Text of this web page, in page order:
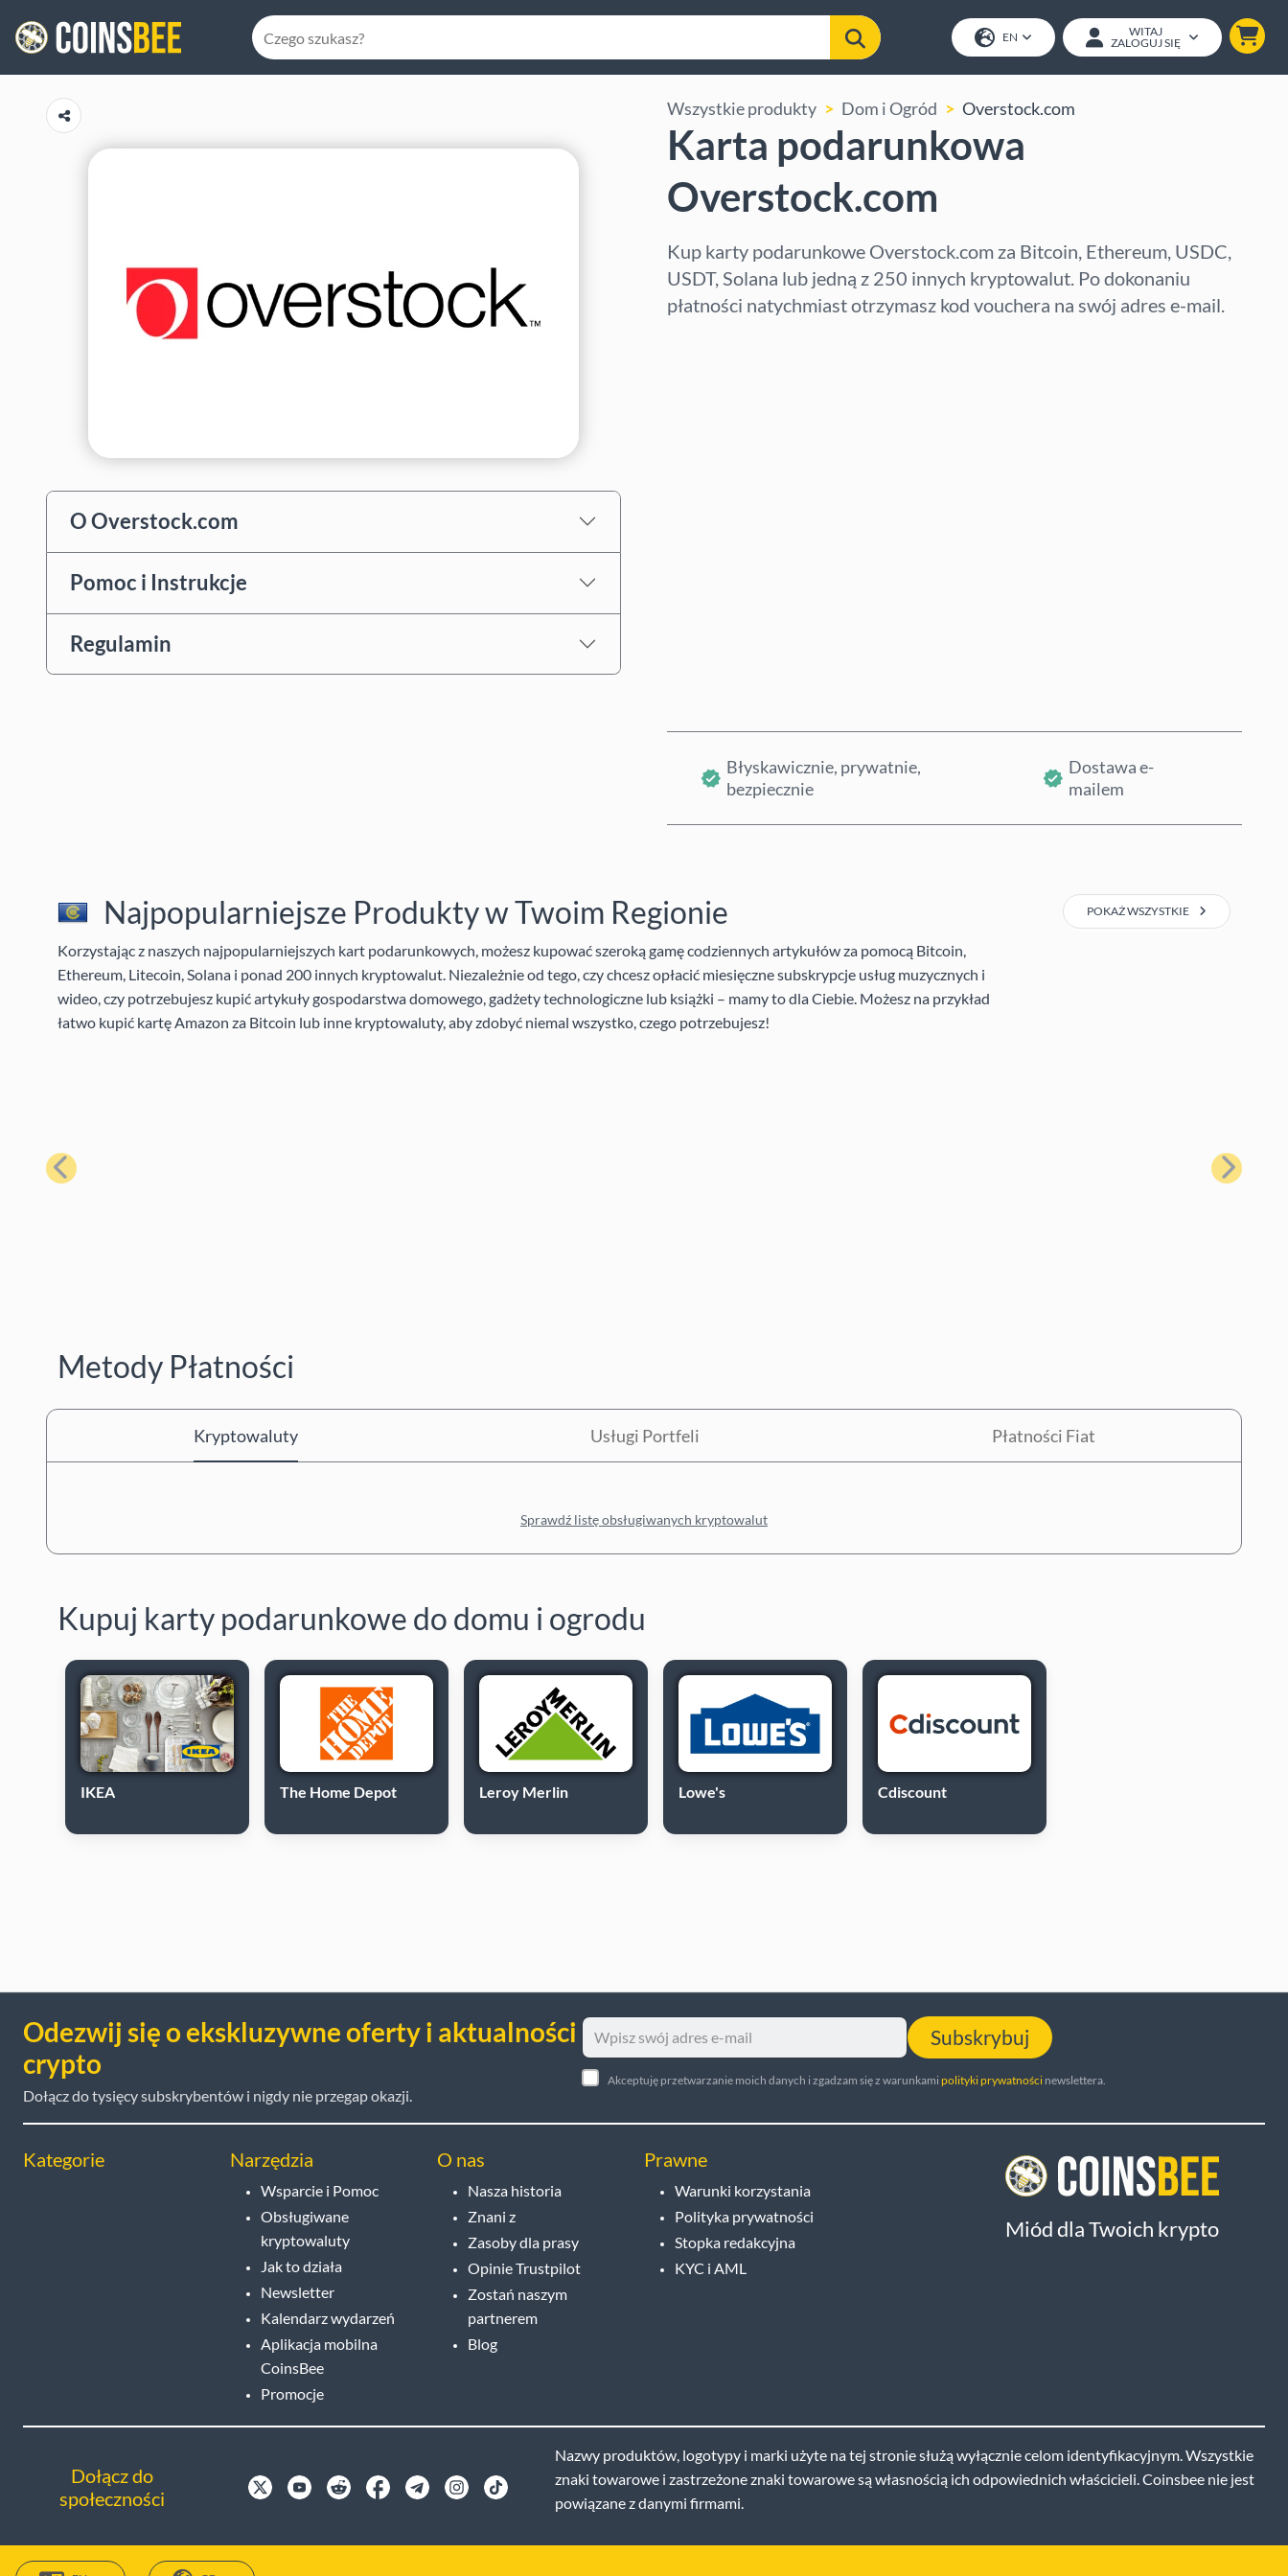
EN
WITAJ
ZALOGUJ SIĘ
O Overstock.com
Pomoc i Instrukcje
Regulamin
Wszystkie produkty Dom i Ogród Overstock.com
Karta podarunkowa
Overstock.com
Kup karty podarunkowe Overstock.com za Bitcoin, Ethereum, USDC,
USDT, Solana lub jedną z 250 innych kryptowalut. Po dokonaniu
płatności natychmiast otrzymasz kod vouchera na swój adres e-mail.
Błyskawicznie, prywatnie,
bezpiecznie
Dostawa e-
mailem
Najpopularniejsze Produkty w Twoim Regionie
Korzystając z naszych najpopularniejszych kart podarunkowych, możesz kupować szeroką gamę codziennych artykułów za pomocą Bitcoin,
Ethereum, Litecoin, Solana i ponad 200 innych kryptowalut. Niezależnie od tego, czy chcesz opłacić miesięczne subskrypcje usług muzycznych i
wideo, czy potrzebujesz kupić artykuły gospodarstwa domowego, gadżety technologiczne lub książki – mamy to dla Ciebie. Możesz na przykład
łatwo kupić kartę Amazon za Bitcoin lub inne kryptowaluty, aby zdobyć niemal wszystko, czego potrzebujesz!
POKAŻ WSZYSTKIE
Poprzedni Następny
Metody Płatności
Kryptowaluty Usługi Portfeli Płatności Fiat
Sprawdź listę obsługiwanych kryptowalut
Kupuj karty podarunkowe do domu i ogrodu
IKEA The Home Depot Leroy Merlin Lowe's Cdiscount
Odezwij się o ekskluzywne oferty i aktualności
crypto
Dołącz do tysięcy subskrybentów i nigdy nie przegap okazji.
Subskrybuj
Akceptuję przetwarzanie moich danych i zgadzam się z warunkami polityki prywatnościnewslettera.
Kategorie Narzędzia
Wsparcie i Pomoc
Obsługiwane
kryptowaluty
Jak to działa
Newsletter
Kalendarz wydarzeń
Aplikacja mobilna
CoinsBee
Promocje
O nas
Nasza historia
Znani z
Zasoby dla prasy
Opinie Trustpilot
Zostań naszym
partnerem
Blog
Prawne
Warunki korzystania
Polityka prywatności
Stopka redakcyjna
KYC i AML
Miód dla Twoich krypto
Dołącz do
społeczności
Nazwy produktów, logotypy i marki użyte na tej stronie służą wyłącznie celom identyfikacyjnym. Wszystkie
znaki towarowe i zastrzeżone znaki towarowe są własnością ich odpowiednich właścicieli. Coinsbee nie jest
powiązane z danymi firmami.